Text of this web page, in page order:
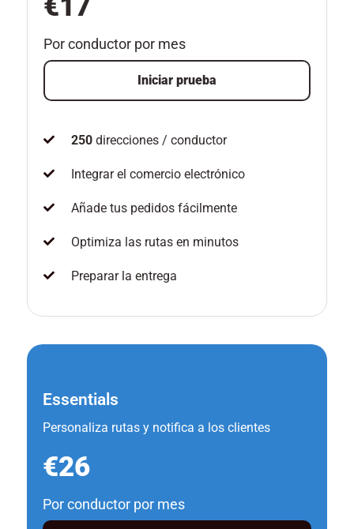
€17
Por conductor por mes
Iniciar prueba
250direcciones / conductor
Integrar el comercio electrónico
Añade tus pedidos fácilmente
Optimiza las rutas en minutos
Preparar la entrega
Essentials
Personaliza rutas y notifica a los clientes
€26
Por conductor por mes